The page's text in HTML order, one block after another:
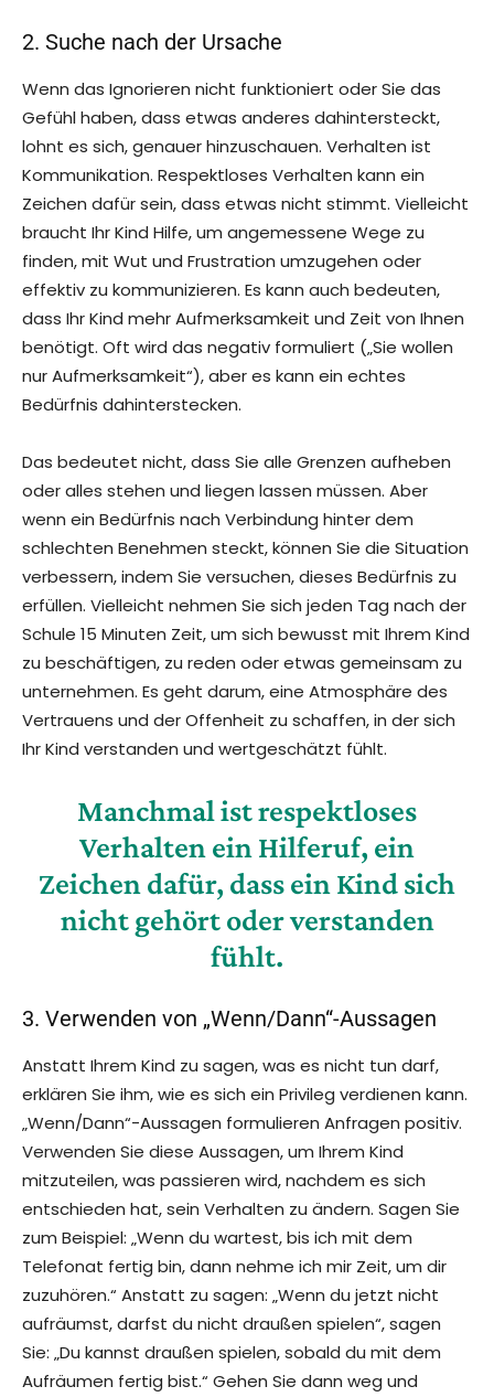
2. Suche nach der Ursache
Wenn das Ignorieren nicht funktioniert oder Sie das
Gefühl haben, dass etwas anderes dahintersteckt,
lohnt es sich, genauer hinzuschauen. Verhalten ist
Kommunikation. Respektloses Verhalten kann ein
Zeichen dafür sein, dass etwas nicht stimmt. Vielleicht
braucht Ihr Kind Hilfe, um angemessene Wege zu
finden, mit Wut und Frustration umzugehen oder
effektiv zu kommunizieren. Es kann auch bedeuten,
dass Ihr Kind mehr Aufmerksamkeit und Zeit von Ihnen
benötigt. Oft wird das negativ formuliert („Sie wollen
nur Aufmerksamkeit“), aber es kann ein echtes
Bedürfnis dahinterstecken.
Das bedeutet nicht, dass Sie alle Grenzen aufheben
oder alles stehen und liegen lassen müssen. Aber
wenn ein Bedürfnis nach Verbindung hinter dem
schlechten Benehmen steckt, können Sie die Situation
verbessern, indem Sie versuchen, dieses Bedürfnis zu
erfüllen. Vielleicht nehmen Sie sich jeden Tag nach der
Schule 15 Minuten Zeit, um sich bewusst mit Ihrem Kind
zu beschäftigen, zu reden oder etwas gemeinsam zu
unternehmen. Es geht darum, eine Atmosphäre des
Vertrauens und der Offenheit zu schaffen, in der sich
Ihr Kind verstanden und wertgeschätzt fühlt.
Manchmal ist respektloses
Verhalten ein Hilferuf, ein
Zeichen dafür, dass ein Kind sich
nicht gehört oder verstanden
fühlt.
3. Verwenden von „Wenn/Dann“-Aussagen
Anstatt Ihrem Kind zu sagen, was es nicht tun darf,
erklären Sie ihm, wie es sich ein Privileg verdienen kann.
„Wenn/Dann“-Aussagen formulieren Anfragen positiv.
Verwenden Sie diese Aussagen, um Ihrem Kind
mitzuteilen, was passieren wird, nachdem es sich
entschieden hat, sein Verhalten zu ändern. Sagen Sie
zum Beispiel: „Wenn du wartest, bis ich mit dem
Telefonat fertig bin, dann nehme ich mir Zeit, um dir
zuzuhören.“ Anstatt zu sagen: „Wenn du jetzt nicht
aufräumst, darfst du nicht draußen spielen“, sagen
Sie: „Du kannst draußen spielen, sobald du mit dem
Aufräumen fertig bist.“ Gehen Sie dann weg und